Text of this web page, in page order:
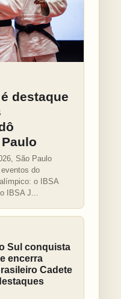
destaque
São Paulo
do
o IBSA
IBSA J...
Sul conquista
encerra
Cadete